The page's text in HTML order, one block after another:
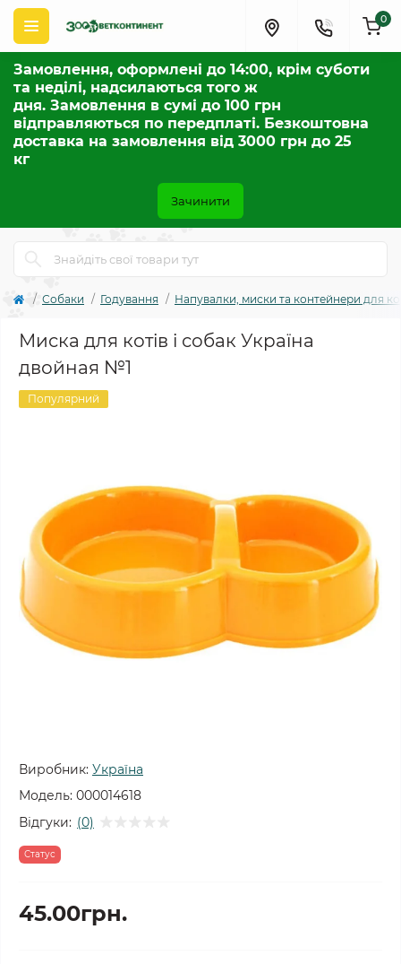
Замовлення, оформлені до 14:00, крім суботи
та неділі, надсилаються того ж
дня. Замовлення в сумі до 100 грн
відправляються по передплаті. Безкоштовна
доставка на замовлення від 3000 грн до 25
кг
Зачинити
0
Собаки Годування Напувалки, миски та контейнери для
Миска для котів і собак Україна
двойная №1
Популярний
Виробник: Україна
Модель: 000014618
Відгуки: (0)
Статус
45.00грн.